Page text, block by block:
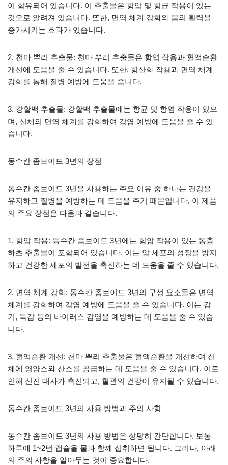
이 함유되어 있습니다. 이 추출물은 항암 및 항균 작용이 있는
것으로 알려져 있습니다. 또한, 면역 체계 강화와 몸의 활력을
증가시키는 효과가 있습니다.
2. 천마 뿌리 추출물: 천마 뿌리 추출물은 항염 작용과 혈액순환
개선에 도움을 줄 수 있습니다. 또한, 항산화 작용과 면역 체계
강화를 통해 질병 예방에 도움을 줍니다.
3. 강활백 추출물: 강활백 추출물에는 항균 및 항염 작용이 있으
며, 신체의 면역 체계를 강화하여 감염 예방에 도움을 줄 수 있
습니다.
동수칸 좀보이드 3년의 장점
동수칸 좀보이드 3년을 사용하는 주요 이유 중 하나는 건강을
유지하고 질병을 예방하는 데 도움을 주기 때문입니다. 이 제품
의 주요 장점은 다음과 같습니다.
1. 항암 작용: 동수칸 좀보이드 3년에는 항암 작용이 있는 동충
하초 추출물이 포함되어 있습니다. 이는 암 세포의 성장을 방지
하고 건강한 세포의 발전을 촉진하는 데 도움을 줄 수 있습니다.
2. 면역 체계 강화: 동수칸 좀보이드 3년의 구성 요소들은 면역
체계를 강화하여 감염 예방에 도움을 줄 수 있습니다. 이는 감
기, 독감 등의 바이러스 감염을 예방하는 데 도움을 줄 수 있습
니다.
3. 혈액순환 개선: 천마 뿌리 추출물은 혈액순환을 개선하여 신
체에 영양소와 산소를 공급하는 데 도움을 줄 수 있습니다. 이로
인해 신진 대사가 촉진되고, 혈관의 건강이 유지될 수 있습니다.
동수칸 좀보이드 3년의 사용 방법과 주의 사항
동수칸 좀보이드 3년의 사용 방법은 상당히 간단합니다. 보통
하루에 1~2번 캡슐을 물과 함께 섭취하면 됩니다. 그러나, 아래
의 주의 사항을 알아두는 것이 중요합니다.